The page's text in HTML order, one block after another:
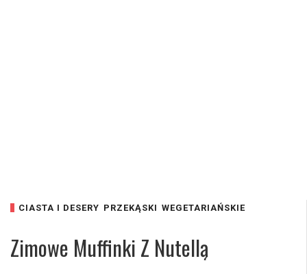
CIASTA I DESERY PRZEKĄSKI WEGETARIAŃSKIE
Zimowe Muffinki Z Nutellą